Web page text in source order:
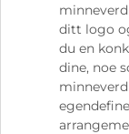
ditt logo
du en
dine, noe